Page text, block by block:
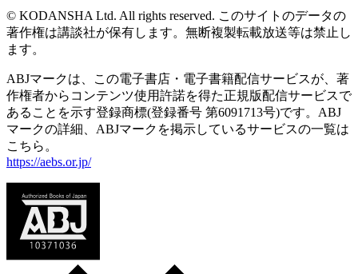
© KODANSHA Ltd. All rights reserved. このサイトのデータの
著作権は講談社が保有します。無断複製転載放送等は禁止し
ます。
ABJマークは、この電子書店・電子書籍配信サービスが、著
作権者からコンテンツ使用許諾を得た正規版配信サービスで
あることを示す登録商標(登録番号 第6091713号)です。ABJ
マークの詳細、ABJマークを掲示しているサービスの一覧は
こちら。
https://aebs.or.jp/